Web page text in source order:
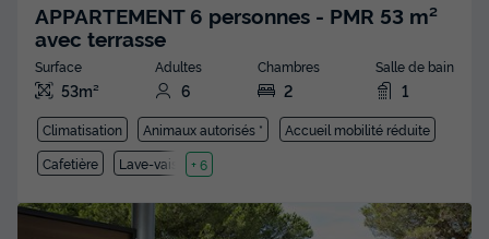
APPARTEMENT 6 personnes - PMR 53 m²
avec terrasse
Surface
53m²
Adultes
6
Chambres
2
Salle de bain
1
Climatisation Animaux autorisés *
Accueil mobilité réduite
Cafetière
Lave-vaisselle
+ 6